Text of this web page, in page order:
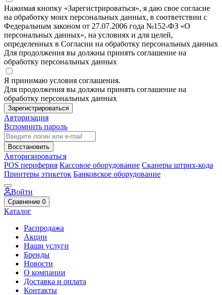
Нажимая кнопку «Зарегистрироваться», я даю свое согласие
на обработку моих персональных данных, в соответствии с
Федеральным законом от 27.07.2006 года №152-ФЗ «О
персональных данных», на условиях и для целей,
определенных в Согласии на обработку персональных данных
Для продолжения вы должны принять соглашение на
обработку персональных данных
Я принимаю условия соглашения.
Для продолжения вы должны принять соглашение на
обработку персональных данных
Зарегистрироваться
Авторизация
Вспомнить пароль
Восстановить
Авторизироваться
POS периферия Кассовое оборудование Сканеры штрих-кода
Принтеры этикеток Банковское оборудование
Войти
Сравнение 0
Каталог
Распродажа
Акции
Наши услуги
Бренды
Новости
О компании
Доставка и оплата
Контакты